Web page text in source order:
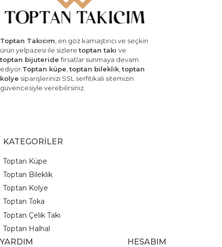
Toptan Takıcım , en göz kamaştırıcı ve seçkin
ürün yelpazesi ile sizleretoptan takı ve
toptan bijuteridefırsatlar sunmaya devam
ediyor. Toptan küpe ,toptan bileklik ,toptan
kolye siparişlerinizi SSL serfitikali sitemizin
güvencesiyle verebilirsiniz.
KATEGORİLER
Toptan Küpe
Toptan Bileklik
Toptan Kolye
Toptan Toka
Toptan Çelik Takı
Toptan Halhal
YARDIM HESABIM